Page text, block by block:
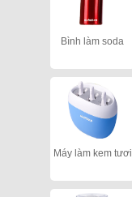
Bình làm soda
Máy làm kem tươi